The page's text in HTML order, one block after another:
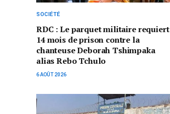
SOCIÉTÉ
RDC : Le parquet militaire requiert
14 mois de prison contre la
chanteuse Deborah Tshimpaka
alias Rebo Tchulo
6 AOÛT 2026